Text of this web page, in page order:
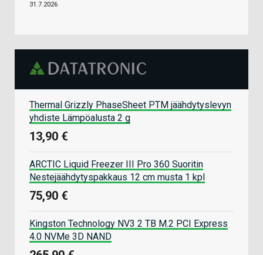
31.7.2026
Thermal Grizzly PhaseSheet PTM jäähdytyslevyn
yhdiste Lämpöalusta 2 g
13,90 €
ARCTIC Liquid Freezer III Pro 360 Suoritin
Nestejäähdytyspakkaus 12 cm musta 1 kpl
75,90 €
Kingston Technology NV3 2 TB M.2 PCI Express
4.0 NVMe 3D NAND